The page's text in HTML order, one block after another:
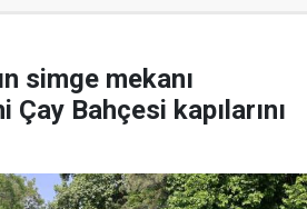
simge mekanı
Çay Bahçesi kapılarını